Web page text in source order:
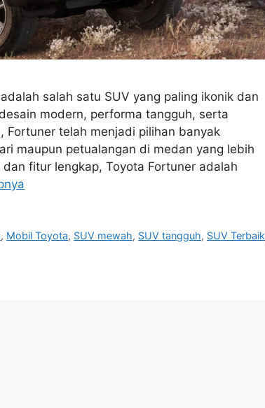
salah satu SUV yang paling ikonik dan
modern, performa tangguh, serta
Fortuner telah menjadi pilihan banyak
maupun petualangan di medan yang lebih
fitur lengkap, Toyota Fortuner adalah
, Mobil Toyota, SUV mewah, SUV tangguh, SUV Terbaik